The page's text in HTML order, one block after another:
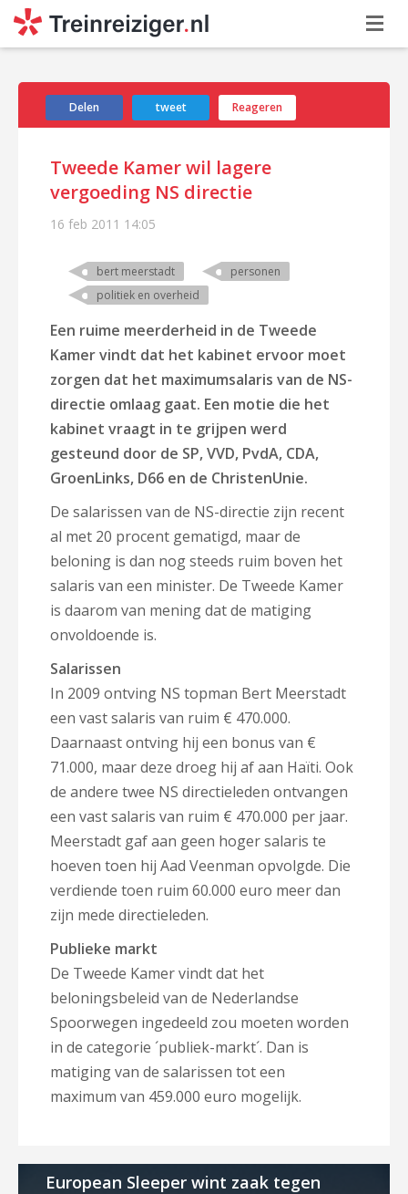
Delen tweet Reageren
Tweede Kamer wil lagere
vergoeding NS directie
16 feb 2011 14:05
bert meerstadt
personen
politiek en overheid
Een ruime meerderheid in de Tweede
Kamer vindt dat het kabinet ervoor moet
zorgen dat het maximumsalaris van de NS-
directie omlaag gaat. Een motie die het
kabinet vraagt in te grijpen werd
gesteund door de SP, VVD, PvdA, CDA,
GroenLinks, D66 en de ChristenUnie.
De salarissen van de NS-directie zijn recent
al met 20 procent gematigd, maar de
beloning is dan nog steeds ruim boven het
salaris van een minister. De Tweede Kamer
is daarom van mening dat de matiging
onvoldoende is.
Salarissen
In 2009 ontving NS topman Bert Meerstadt
een vast salaris van ruim € 470.000.
Daarnaast ontving hij een bonus van €
71.000, maar deze droeg hij af aan Haïti. Ook
de andere twee NS directieleden ontvangen
een vast salaris van ruim € 470.000 per jaar.
Meerstadt gaf aan geen hoger salaris te
hoeven toen hij Aad Veenman opvolgde. Die
verdiende toen ruim 60.000 euro meer dan
zijn mede directieleden.
Publieke markt
De Tweede Kamer vindt dat het
beloningsbeleid van de Nederlandse
Spoorwegen ingedeeld zou moeten worden
in de categorie ´publiek-markt´. Dan is
matiging van de salarissen tot een
maximum van 459.000 euro mogelijk.
European Sleeper wint zaak tegen